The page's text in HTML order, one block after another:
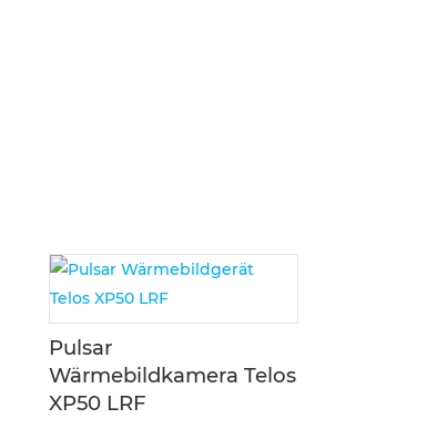
Pulsar
Wärmebildkamera Telos
XP50 LRF